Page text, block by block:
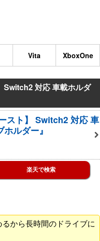
Vita XboxOne
Switch2 対応 車載ホルダ
スト】 Switch2 対応 車
ルダー』
楽天で検索
から長時間のドライブに